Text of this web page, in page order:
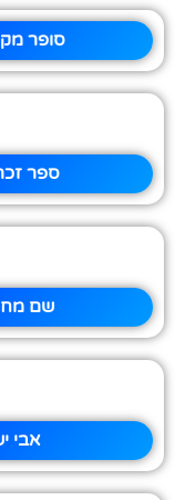
סופר
ספר
שם
אבי